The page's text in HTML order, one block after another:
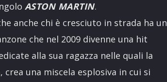
ASTON MARTIN.
anche chi è cresciuto in strada ha un
che nel 2009 divenne una hit
alla sua ragazza nelle quali la
una miscela esplosiva in cui si